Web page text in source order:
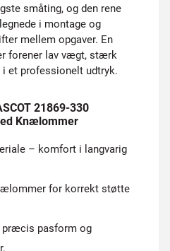
småting, og den rene
i montage og
mellem opgaver. En
forener lav vægt, stærk
et professionelt udtryk.
21869-330
Knælommer
– komfort i langvarig
for korrekt støtte
præcis pasform og